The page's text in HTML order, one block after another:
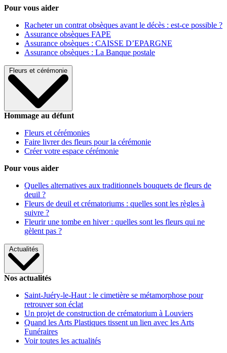
Pour vous aider
Racheter un contrat obsèques avant le décès : est-ce possible ?
Assurance obsèques FAPE
Assurance obsèques : CAISSE D’EPARGNE
Assurance obsèques : La Banque postale
Fleurs et cérémonie
Hommage au défunt
Fleurs et cérémonies
Faire livrer des fleurs pour la cérémonie
Créer votre espace cérémonie
Pour vous aider
Quelles alternatives aux traditionnels bouquets de fleurs de
deuil ?
Fleurs de deuil et crématoriums : quelles sont les règles à
suivre ?
Fleurir une tombe en hiver : quelles sont les fleurs qui ne
gèlent pas ?
Actualités
Nos actualités
Saint-Juéry-le-Haut : le cimetière se métamorphose pour
retrouver son éclat
Un projet de construction de crématorium à Louviers
Quand les Arts Plastiques tissent un lien avec les Arts
Funéraires
Voir toutes les actualités